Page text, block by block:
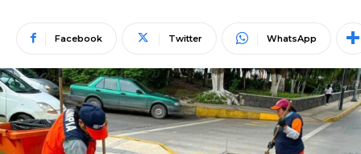
Facebook Twitter WhatsApp